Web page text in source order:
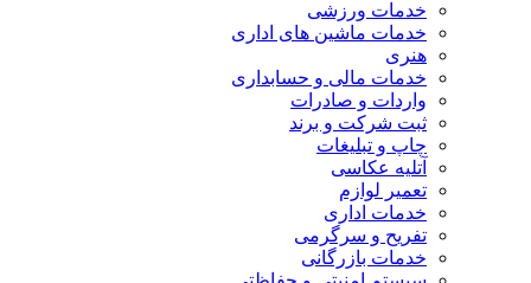
خدمات ورزشی
خدمات ماشین های اداری
هنری
خدمات مالی و حسابداری
واردات و صادرات
ثبت شرکت و برند
چاپ و تبلیغات
آتلیه عکاسی
تعمیر لوازم
خدمات اداری
تفریح و سرگرمی
خدمات بازرگانی